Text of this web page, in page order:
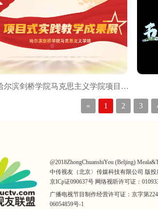
《哈尔滨剑桥学院马克思主义学院项目式实践教学成果展》
« 1 2 3
@2018ZhongChuanshiYou (Beljing)
中传视友（北京〉传媒科技有限公司 版投
京ICp证090637号 网络视听许可证：
广播电视节目制作经营许可证：京字第
06054859号-1